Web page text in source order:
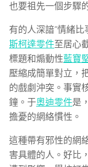
也要祖先一個步驟
有的人深諳“情緒
斯柯達零件至居心
標題和煽動性藍寶
壓縮成簡單對立，
的戲劇沖突。事實
鐘。于奧迪零件是
擔憂的網絡慣性。
這種帶有邪性的網
害具體的人。好比